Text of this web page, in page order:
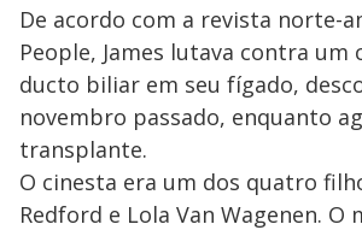
De acordo com a revista norte-
People, James lutava contra um
ducto biliar em seu fígado,
novembro passado, enquanto
transplante.
O cinesta era um dos quatro
Redford e Lola Van Wagenen. O